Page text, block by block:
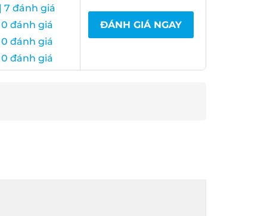
đánh giá
đánh giá
đánh giá
đánh giá
ĐÁNH GIÁ NGAY